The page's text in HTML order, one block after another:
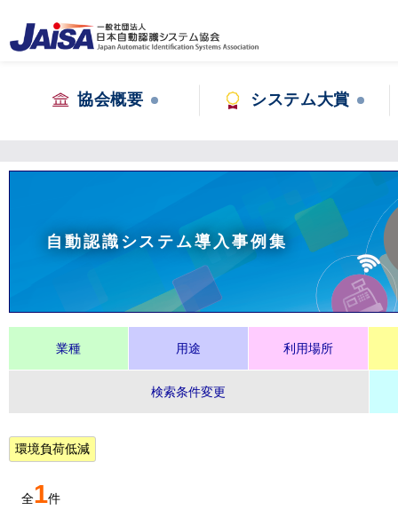
協会概要 システム大賞
自動認識システム導入事例集
業種 用途 利用場所
検索条件変更
環境負荷低減
全1件